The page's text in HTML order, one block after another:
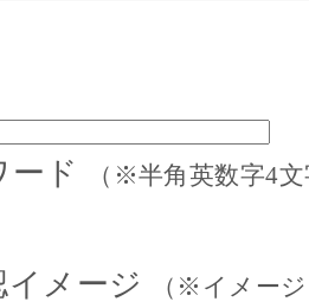
ード （※半角英数字4
メージ
（※イメー